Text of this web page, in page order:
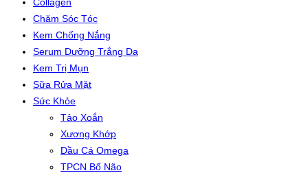
Chăm Sóc Tóc
Kem Chống Nắng
Serum Dưỡng Trắng Da
Kem Trị Mụn
Sữa Rửa Mặt
Sức Khỏe
Tảo Xoắn
Xương Khớp
Dầu Cá Omega
TPCN Bổ Não